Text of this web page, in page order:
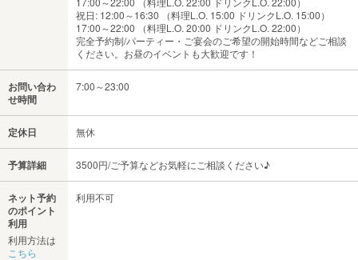
祝日: 12:00～16:30 （料理L.O. 15:00 ドリンクL.O. 15:00）
17:00～22:00 （料理L.O. 20:00 ドリンクL.O. 22:00）
完全予約制/パーティー・ご宴会のご希望の開始時間などご相談
ください。お昼のイベントも大歓迎です！
お問い合わ
せ時間
7:00～23:00
定休日 無休
予算詳細 3500円/ご予算などお気軽にご相談ください♪
ネット予約
のポイント
利用
利用方法は
こちら
利用不可